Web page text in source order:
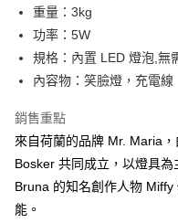
相關說明
【大哥付你分期使用說明】
1.本服務由台灣大哥大提供，
2.付款方式選擇「大哥付你分
流程，驗證手機門號後，選擇欲
3.實際核准額度、可分期數及費
4.訂單成立30分鐘內，如未前往
消。如遇「轉專審核」未通過
法說明評估內容。
【繳款方式說明】
醒簡訊。
AFTEE先享後付
相關說明
便利好安心！
１．簡單：不需註冊會員、不
２．便利：只要手機號碼，簡
３．安心：先確認商品／服務後
【「AFTEE先享後付」結帳流程
運送方式
宅配
每筆NT$100，滿NT$1,000(
重量：3kg
功率：5W
規格：內置 LED 燈泡,無
內容物：笑臉燈，充電線
銷售重點
來自荷蘭的品牌 Mr. Maria
Bosker 共同成立，以燈具
Bruna 的知名創作人物
能。